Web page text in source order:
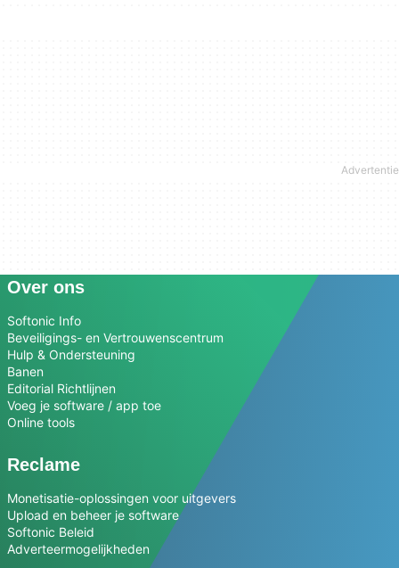
Over ons
Softonic Info
Beveiligings- en Vertrouwenscentrum
Hulp & Ondersteuning
Banen
Editorial Richtlijnen
Voeg je software / app toe
Online tools
Reclame
Monetisatie-oplossingen voor uitgevers
Upload en beheer je software
Softonic Beleid
Adverteermogelijkheden